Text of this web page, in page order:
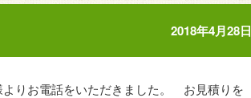
2018年4月28日
よりお電話をいただきました。 お見積りを